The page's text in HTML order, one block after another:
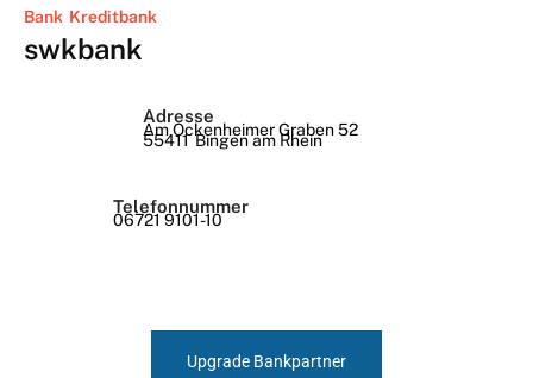
Bank Kreditbank
swkbank
Adresse
Am Ockenheimer Graben 52
55411 Bingen am Rhein
Telefonnummer
06721 9101-10
Upgrade Bankpartner